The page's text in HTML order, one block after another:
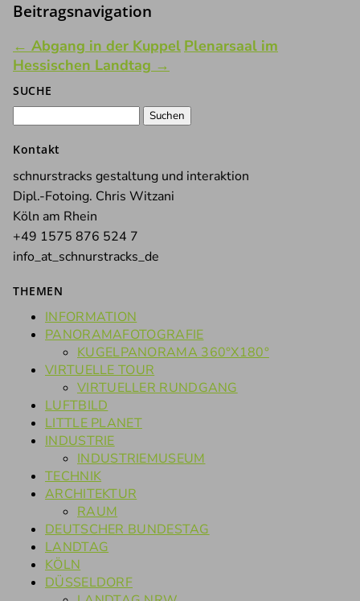
Beitragsnavigation
← Abgang in der Kuppel Plenarsaal im
Hessischen Landtag →
SUCHE
nach:
Kontakt
schnurstracks gestaltung und interaktion
Dipl.-Fotoing. Chris Witzani
Köln am Rhein
+49 1575 876 524 7
info_at_schnurstracks_de
THEMEN
INFORMATION
PANORAMAFOTOGRAFIE
KUGELPANORAMA 360°X180°
VIRTUELLE TOUR
VIRTUELLER RUNDGANG
LUFTBILD
LITTLE PLANET
INDUSTRIE
INDUSTRIEMUSEUM
TECHNIK
ARCHITEKTUR
RAUM
DEUTSCHER BUNDESTAG
LANDTAG
KÖLN
DÜSSELDORF